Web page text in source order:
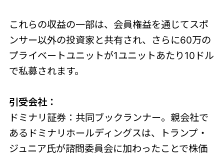
これらの収益の一部は、会員権益を通じてスポ
ンサー以外の投資家と共有され、さらに60万の
プライベートユニットが1ユニットあたり10ドル
で私募されます。
引受会社：
ドミナリ証券：共同ブックランナー。親会社で
あるドミナリホールディングスは、トランプ・
ジュニア氏が諮問委員会に加わったことで株価